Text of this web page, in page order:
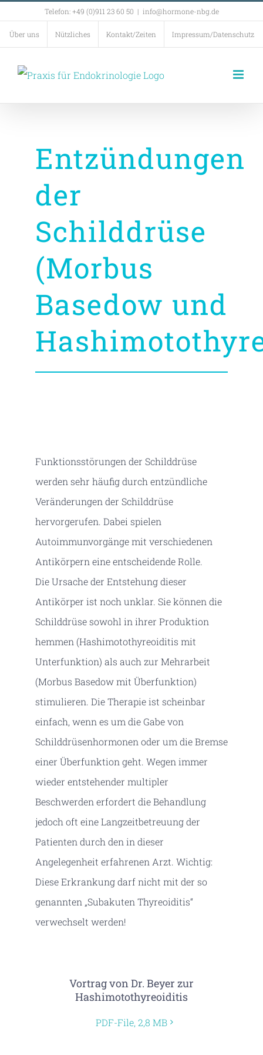
Inhalt
springen
Telefon: +49 (0)911 23 60 50 | info@hormone-nbg.de
Über uns Nützliches Kontakt/Zeiten Impressum/Datenschutz
Entzündungen
der
Schilddrüse
(Morbus
Basedow und
Funktionsstörungen der Schilddrüse
werden sehr häufig durch entzündliche
Veränderungen der Schilddrüse
hervorgerufen. Dabei spielen
Autoimmunvorgänge mit verschiedenen
Antikörpern eine entscheidende Rolle.
Die Ursache der Entstehung dieser
Antikörper ist noch unklar. Sie können die
Schilddrüse sowohl in ihrer Produktion
hemmen (Hashimotothyreoiditis mit
Unterfunktion) als auch zur Mehrarbeit
(Morbus Basedow mit Überfunktion)
stimulieren. Die Therapie ist scheinbar
einfach, wenn es um die Gabe von
Schilddrüsenhormonen oder um die Bremse
einer Überfunktion geht. Wegen immer
wieder entstehender multipler
Beschwerden erfordert die Behandlung
jedoch oft eine Langzeitbetreuung der
Patienten durch den in dieser
Angelegenheit erfahrenen Arzt. Wichtig:
Diese Erkrankung darf nicht mit der so
genannten „Subakuten Thyreoiditis“
verwechselt werden!
Vortrag von Dr. Beyer zur
Hashimotothyreoiditis
PDF-File, 2,8 MB